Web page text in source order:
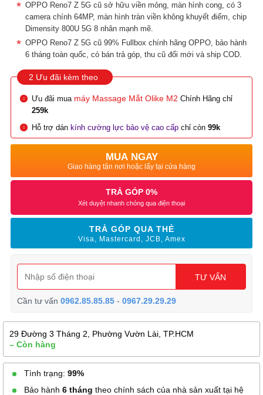
OPPO Reno7 Z 5G cũ sở hữu viền mỏng, màn hình cong, có 3
camera chính 64MP, màn hình tràn viền không khuyết điểm, chip
Dimensity 800U 5G 8 nhân mạnh mẽ.
OPPO Reno7 Z 5G cũ 99% Fullbox chính hãng OPPO, bảo hành
6 tháng toàn quốc, có bán trả góp, thu cũ đổi mới và ship COD.
2 Ưu đãi kèm theo
Ưu đãi mua máy Massage Mắt Olike M2 Chính Hãng chỉ
259k
Hỗ trợ dán kính cường lực bảo vệ cao cấpchỉ còn99k
MUA NGAY
Giao hàng tận nơi hoặc lấy tại cửa hàng
TRẢ GÓP 0%
Xét duyệt nhanh chóng qua điện thoại
TRẢ GÓP QUA THẺ
Visa, Mastercard, JCB, Amex
TƯ VẤN
Cần tư vấn0962.85.85.85 -0967.29.29.29
29 Đường 3 Tháng 2, Phường Vườn Lài, TP.HCM
– Còn hàng
Tình trạng: 99%
Bảo hành 6 tháng theo chính sách của nhà sản xuất tại hệ